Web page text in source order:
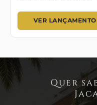
VER LANÇAMENTO
Quer